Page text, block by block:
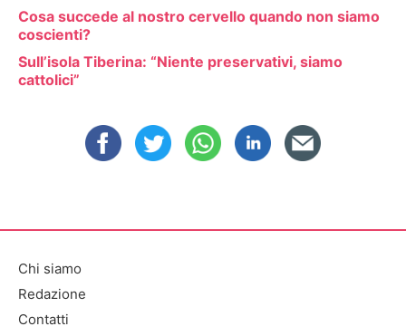
Cosa succede al nostro cervello quando non siamo
coscienti?
Sull’isola Tiberina: “Niente preservativi, siamo
cattolici”
Chi siamo
Redazione
Contatti